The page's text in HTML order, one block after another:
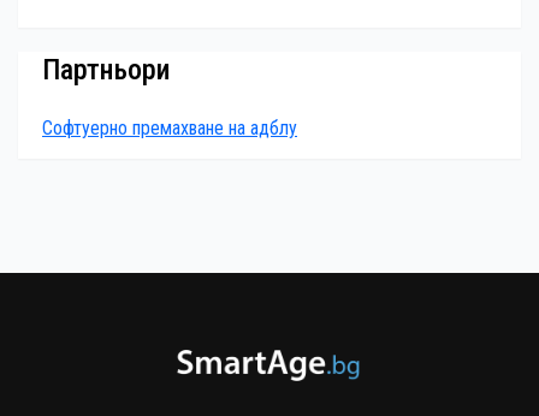
Партньори
Софтуерно премахване на адблу